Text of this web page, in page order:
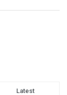
Latest